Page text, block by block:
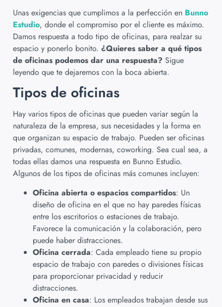
Unas exigencias que cumplimos a la perfección en Bunno
Estudio, donde el compromiso por el cliente es máximo.
Damos respuesta a todo tipo de oficinas, para realzar su
espacio y ponerlo bonito. ¿Quieres saber a qué tipos
de oficinas podemos dar una respuesta? Sigue
leyendo que te dejaremos con la boca abierta.
Tipos de oficinas
Hay varios tipos de oficinas que pueden variar según la
naturaleza de la empresa, sus necesidades y la forma en
que organizan su espacio de trabajo. Pueden ser oficinas
privadas, comunes, modernas, coworking. Sea cual sea, a
todas ellas damos una respuesta en Bunno Estudio.
Algunos de los tipos de oficinas más comunes incluyen:
Oficina abierta o espacios compartidos: Un
diseño de oficina en el que no hay paredes físicas
entre los escritorios o estaciones de trabajo.
Favorece la comunicación y la colaboración, pero
puede haber distracciones.
Oficina cerrada: Cada empleado tiene su propio
espacio de trabajo con paredes o divisiones físicas
para proporcionar privacidad y reducir
distracciones.
Oficina en casa: Los empleados trabajan desde sus